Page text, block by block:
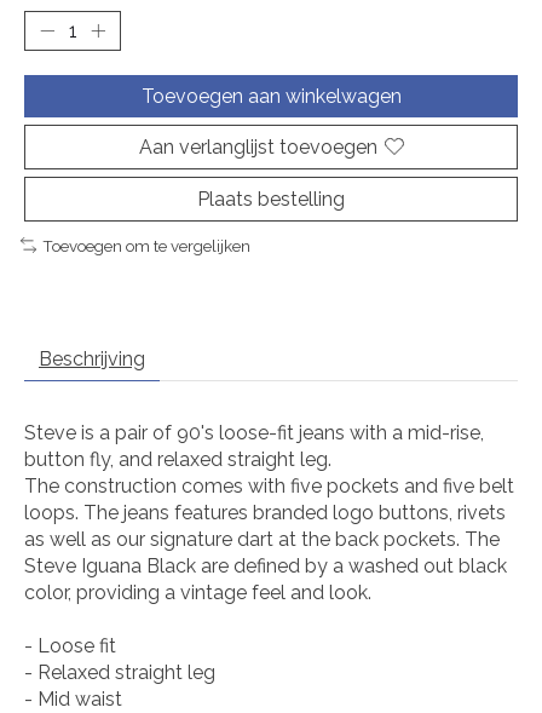
Toevoegen aan winkelwagen
Aan verlanglijst toevoegen
Plaats bestelling
Toevoegen om te vergelijken
Beschrijving
Steve is a pair of 90's loose-fit jeans with a mid-rise,
button fly, and relaxed straight leg.
The construction comes with five pockets and five belt
loops. The jeans features branded logo buttons, rivets
as well as our signature dart at the back pockets. The
Steve Iguana Black are defined by a washed out black
color, providing a vintage feel and look.
- Loose fit
- Relaxed straight leg
- Mid waist